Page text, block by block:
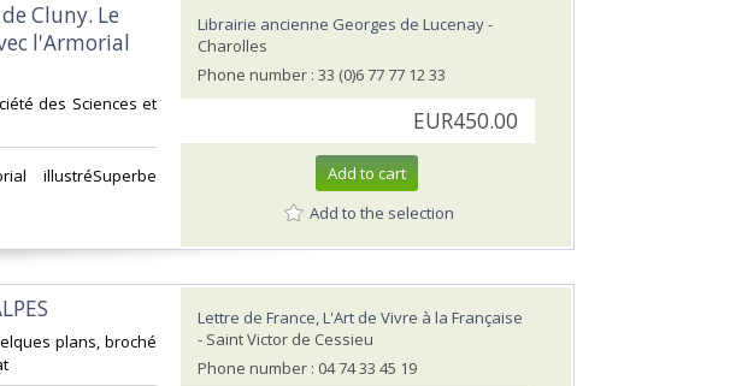
Cluny. Le
l'Armorial
des Sciences et
illustréSuperbe
Librairie ancienne Georges de Lucenay-
Charolles
Phone number : 33 (0)6 77 77 12 33
EUR450.00
Add to cart
Add to the selection
plans, broché
Lettre de France, L'Art de Vivre à la Française
- Saint Victor de Cessieu
Phone number : 04 74 33 45 19